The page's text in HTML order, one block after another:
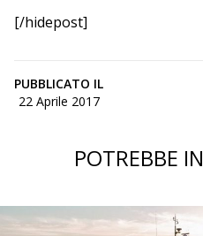
[/hidepost]
PUBBLICATO IL
22 Aprile 2017
POTREBBE